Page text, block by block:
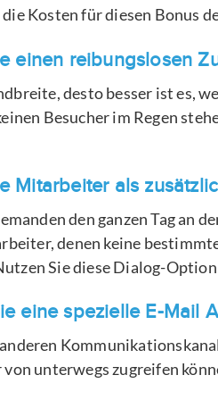
Kosten für diesen Bonus
einen reibungslosen
desto besser ist es,
Besucher im Regen
Mitarbeiter als
den ganzen Tag an
denen keine
Sie diese Dialog-
eine spezielle E-Mail
unterwegs zugreifen